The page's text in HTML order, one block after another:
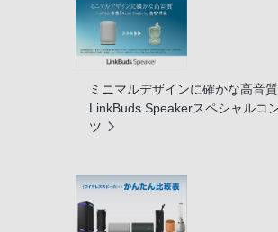
ミニマルデザインに確かな高音質
LinkBuds Speakerスペシャルコ
ツ